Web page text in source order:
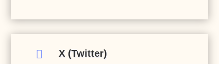
 X (Twitter)